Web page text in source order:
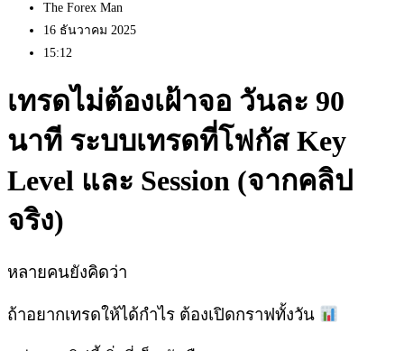
The Forex Man
16 ธันวาคม 2025
15:12
เทรดไม่ต้องเฝ้าจอ วันละ 90
นาที ระบบเทรดที่โฟกัส Key
Level และ Session (จากคลิป
จริง)
หลายคนยังคิดว่า
ถ้าอยากเทรดให้ได้กำไร ต้องเปิดกราฟทั้งวัน